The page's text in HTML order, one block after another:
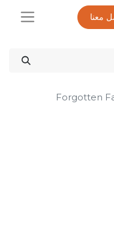
معنا
Forgotten